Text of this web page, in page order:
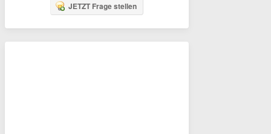
JETZT Frage stellen